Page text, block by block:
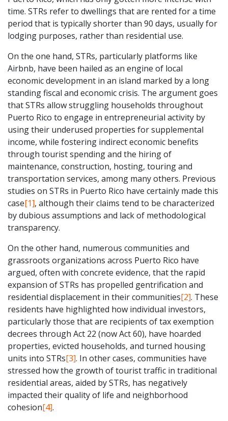
time. STRs refer to dwellings that are rented for a time
period that is typically shorter than 90 days, usually for
lodging purposes, rather than residential use.
On the one hand, STRs, particularly platforms like
Airbnb, have been hailed as an engine of local
economic development in an island marked by a long
standing fiscal and economic crisis. The argument goes
that STRs allow struggling households throughout
Puerto Rico to engage in entrepreneurial activity by
using their underused properties for supplemental
income, while fostering indirect economic benefits
through tourist spending and the hiring of
maintenance, construction, hosting, touring and
transportation services, among many others. Previous
studies on STRs in Puerto Rico have certainly made this
case[1], although their claims tend to be characterized
by dubious assumptions and lack of methodological
transparency.
On the other hand, numerous communities and
grassroots organizations across Puerto Rico have
argued, often with concrete evidence, that the rapid
expansion of STRs has propelled gentrification and
residential displacement in their communities[2]. These
residents have highlighted how individual investors,
particularly those that are recipients of tax exemption
decrees through Act 22 (now Act 60), have hoarded
properties, evicted households, and turned housing
units into STRs[3]. In other cases, communities have
stressed how the growth of tourist traffic in traditional
residential areas, aided by STRs, has negatively
impacted their quality of life and neighborhood
cohesion[4].